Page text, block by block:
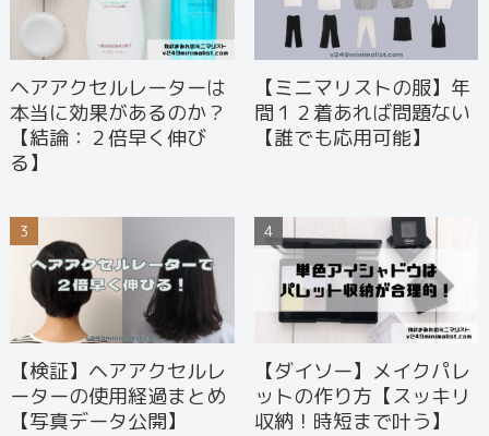
ヘアアクセルレーターは
本当に効果があるのか？
【結論：２倍早く伸び
る】
【ミニマリストの服】年
間１２着あれば問題ない
【誰でも応用可能】
【検証】ヘアアクセルレ
ーターの使用経過まとめ
【写真データ公開】
【ダイソー】メイクパレ
ットの作り方【スッキリ
収納！時短まで叶う】